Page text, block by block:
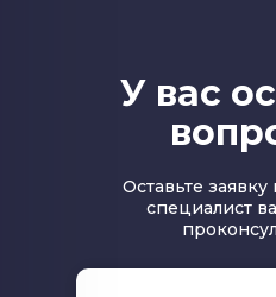
У вас
Оставьте
специалист